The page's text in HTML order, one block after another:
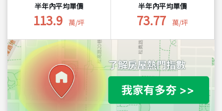
半年內平均單價
113.9 萬/坪
半年內平均單價
73.77 萬/坪